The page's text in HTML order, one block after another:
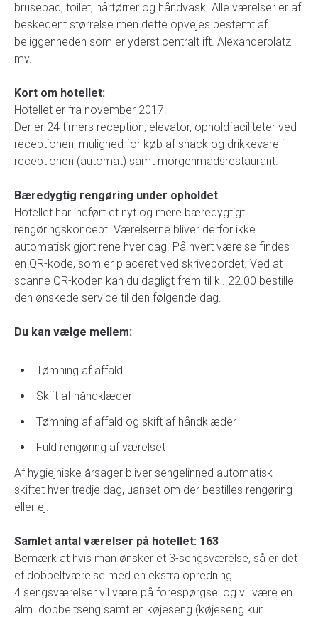
brusebad, toilet, hårtørrer og håndvask. Alle værelser er af
beskedent størrelse men dette opvejes bestemt af
beliggenheden som er yderst centralt ift. Alexanderplatz
mv.
Kort om hotellet:
Hotellet er fra november 2017.
Der er 24 timers reception, elevator, opholdfaciliteter ved
receptionen, mulighed for køb af snack og drikkevare i
receptionen (automat) samt morgenmadsrestaurant.
Bæredygtig rengøring under opholdet
Hotellet har indført et nyt og mere bæredygtigt
rengøringskoncept. Værelserne bliver derfor ikke
automatisk gjort rene hver dag. På hvert værelse findes
en QR-kode, som er placeret ved skrivebordet. Ved at
scanne QR-koden kan du dagligt frem til kl. 22.00 bestille
den ønskede service til den følgende dag.
Du kan vælge mellem:
Tømning af affald
Skift af håndklæder
Tømning af affald og skift af håndklæder
Fuld rengøring af værelset
Af hygiejniske årsager bliver sengelinned automatisk
skiftet hver tredje dag, uanset om der bestilles rengøring
eller ej.
Samlet antal værelser på hotellet: 163
Bemærk at hvis man ønsker et 3-sengsværelse, så er det
et dobbeltværelse med en ekstra opredning.
4 sengsværelser vil være på forespørgsel og vil være en
alm. dobbeltseng samt en køjeseng (køjeseng kun